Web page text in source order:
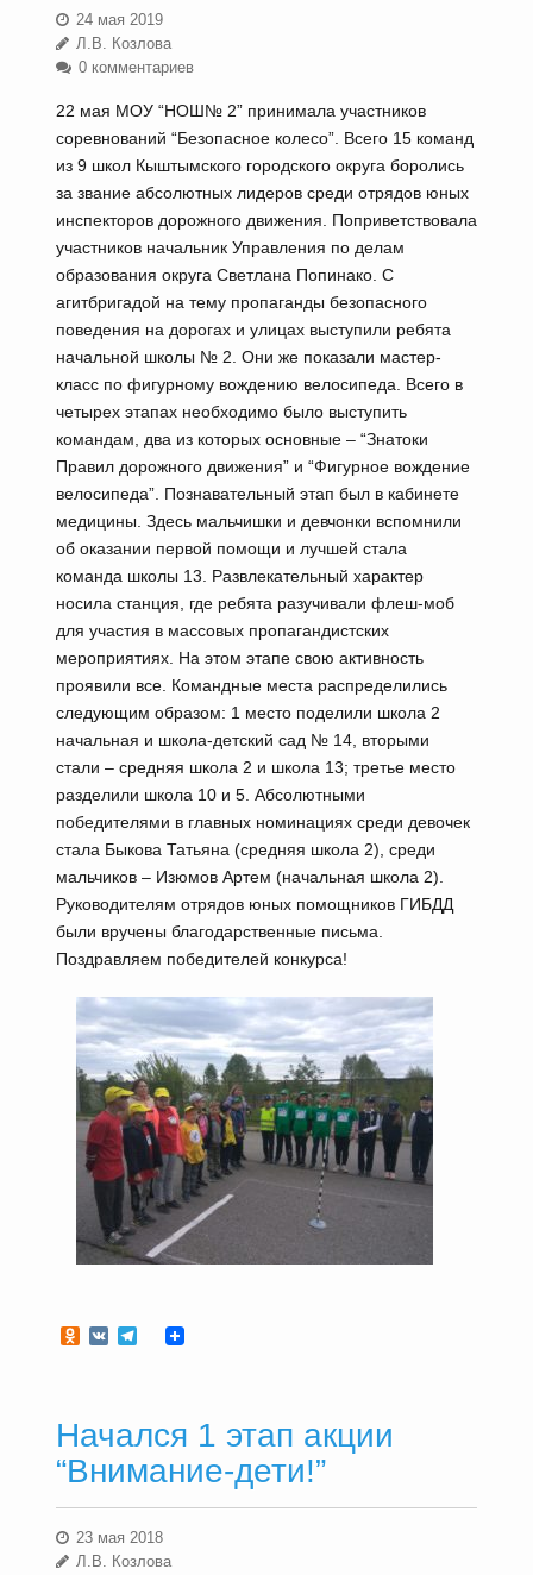
24 мая 2019
Л.В. Козлова
0 комментариев
22 мая МОУ “НОШ№ 2” принимала участников
соревнований “Безопасное колесо”. Всего 15 команд
из 9 школ Кыштымского городского округа боролись
за звание абсолютных лидеров среди отрядов юных
инспекторов дорожного движения. Поприветствовала
участников начальник Управления по делам
образования округа Светлана Попинако. С
агитбригадой на тему пропаганды безопасного
поведения на дорогах и улицах выступили ребята
начальной школы № 2. Они же показали мастер-
класс по фигурному вождению велосипеда. Всего в
четырех этапах необходимо было выступить
командам, два из которых основные – “Знатоки
Правил дорожного движения” и “Фигурное вождение
велосипеда”. Познавательный этап был в кабинете
медицины. Здесь мальчишки и девчонки вспомнили
об оказании первой помощи и лучшей стала
команда школы 13. Развлекательный характер
носила станция, где ребята разучивали флеш-моб
для участия в массовых пропагандистских
мероприятиях. На этом этапе свою активность
проявили все. Командные места распределились
следующим образом: 1 место поделили школа 2
начальная и школа-детский сад № 14, вторыми
стали – средняя школа 2 и школа 13; третье место
разделили школа 10 и 5. Абсолютными
победителями в главных номинациях среди девочек
стала Быкова Татьяна (средняя школа 2), среди
мальчиков – Изюмов Артем (начальная школа 2).
Руководителям отрядов юных помощников ГИБДД
были вручены благодарственные письма.
Поздравляем победителей конкурса!
Odnoklassniki
VKTelegram
Начался 1 этап акции
“Внимание-дети!”
23 мая 2018
Л.В. Козлова